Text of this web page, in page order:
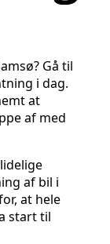
Gå til
i dag.
at
af med
af bil i
at hele
start til